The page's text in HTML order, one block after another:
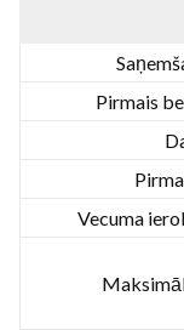
Pirmais
Vecuma